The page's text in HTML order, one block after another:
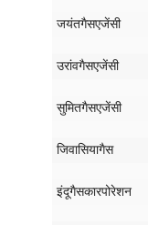
जयंतगैसएजेंसी
उरांवगैसएजेंसी
सुमितगैसएजेंसी
जिवासियागैस
इंदूगैसकारपोरेशन